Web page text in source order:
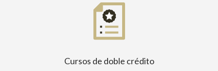
Cursos de doble crédito